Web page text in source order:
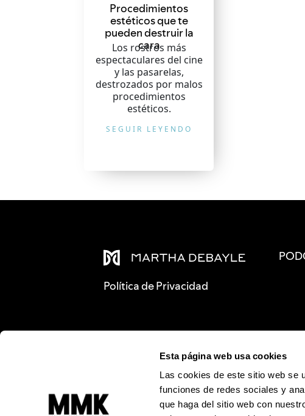
Esta página web usa cookies
Las cookies de este sitio web se
funciones de redes sociales y
que haga del sitio web con
Procedimientos
estéticos que te
pueden destruir la
cara
Los rostros más
espectaculares del cine
y las pasarelas,
destrozados por malos
procedimientos
estéticos.
SEGUIR LEYENDO
Política de Privacidad